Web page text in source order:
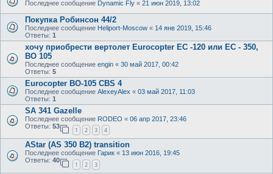
Последнее сообщение Dynamic Fly « 21 июн 2019, 13:02
Покупка Робинсон 44/2
Последнее сообщение Heliport-Moscow « 14 янв 2019, 15:46
Ответы: 1
хочу приобрести вертолет Eurocopter EC -120 или EC - 350,
BO 105
Последнее сообщение engin « 30 май 2017, 00:42
Ответы: 5
Eurocopter BO-105 CBS 4
Последнее сообщение AlexeyAlex « 03 май 2017, 11:03
Ответы: 1
SA 341 Gazelle
Последнее сообщение RODEO « 06 апр 2017, 23:46
Ответы: 53
1 2 3 4
AStar (AS 350 B2) transition
Последнее сообщение Гарик « 13 июн 2016, 19:45
Ответы: 40
1 2 3